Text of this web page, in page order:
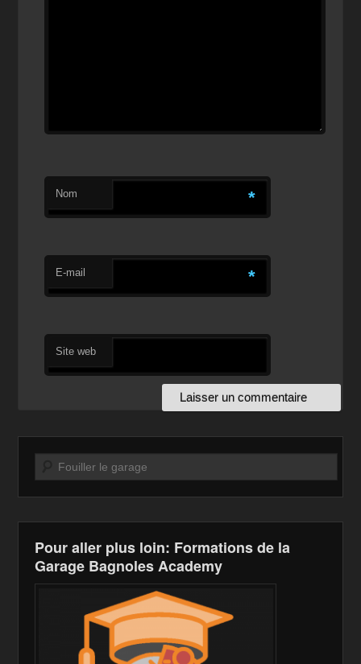
Nom *
E-mail *
Site web
Recherche
Pour aller plus loin: Formations de la
Garage Bagnoles Academy